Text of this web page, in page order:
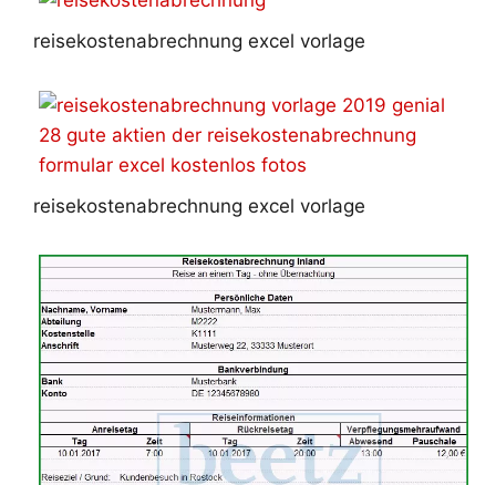
reisekostenabrechnung excel vorlage
reisekostenabrechnung excel vorlage